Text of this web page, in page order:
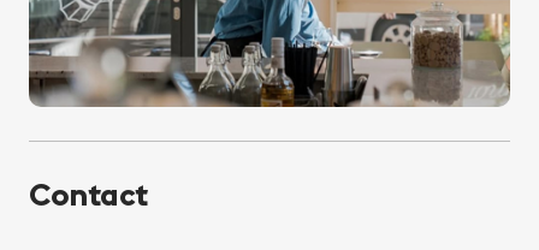
Contact